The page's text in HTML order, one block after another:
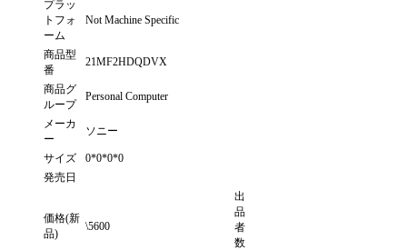
プラッ
トフォ
ーム
Not Machine Specific
商品型
番
21MF2HDQDVX
商品グ
ループ
Personal Computer
メーカ
ー
ソニー
サイズ
0*0*0*0
発売日
価格(新
品)
\5600
出
品
者
数